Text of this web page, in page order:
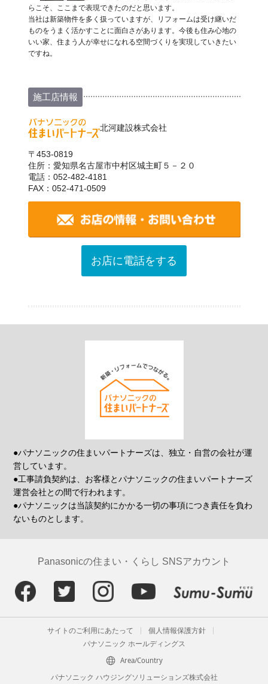
らこそ、ここまで表現できたのだと思います。
当社は新築物件を多く扱っていますが、リフォームは受け継いだ
ものをうまく活かすことに面白さがあります。今後も住み心地の
いい家、住まう人が幸せになれる空間づくりを実現していきたい
ですね。
施工店情報
北河建設株式会社
〒453-0819
住所：愛知県名古屋市中村区城主町５－２０
電話：052-482-4181
FAX：052-471-0509
お店に電話をする
●パナソニックの住まいパートナーズは、独立・自営の会社が運
営しています。
●工事請負契約は、お客様とパナソニックの住まいパートナーズ
運営会社との間で行われます。
●パナソニックは当該契約にかかる一切の事項につき責任を負わ
ないものとします。
Panasonicの住まい・くらし SNSアカウント
サイトのご利用にあたって
個人情報保護方針
パナソニック ホールディングス
Area/Country
パナソニック ハウジングソリューションズ株式会社